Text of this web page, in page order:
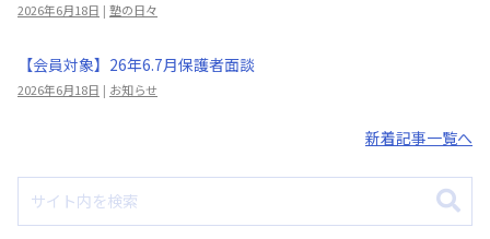
2026年6月18日 | 塾の日々
【会員対象】26年6.7月保護者面談
2026年6月18日 | お知らせ
新着記事一覧へ